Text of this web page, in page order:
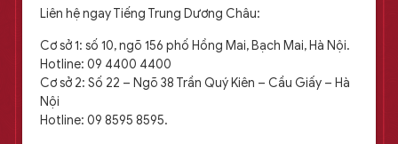
Liên hệ ngay Tiếng Trung Dương Châu:
Cơ sở 1: số 10, ngõ 156 phố Hồng Mai, Bạch Mai, Hà Nội.
Hotline: 09 4400 4400
Cơ sở 2: Số 22 – Ngõ 38 Trần Quý Kiên – Cầu Giấy – Hà
Nội
Hotline: 09 8595 8595.